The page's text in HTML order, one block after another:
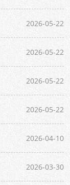
2026-05-22
2026-05-22
2026-05-22
2026-05-22
2026-04-10
2026-03-30